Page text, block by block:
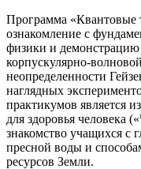
Программа «Квантовые
ознакомление с
физики и
корпускулярно-
неопределенности
наглядных
практикумов является
для здоровья человека
знакомство учащихся с
пресной воды и
ресурсов Земли.